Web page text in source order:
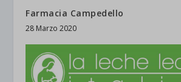
Farmacia Campedello
28 Marzo 2020